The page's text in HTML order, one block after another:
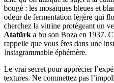
bougé : les mosaïques bleues et
odeur de fermentation légère qui
cherchez la vitrine protégeant un
Atatürk a bu son Boza en 1937.
rappelle que vous êtes dans une
Instagrammable éphémère.
Le vrai secret pour apprécier
textures. Ne commettez pas